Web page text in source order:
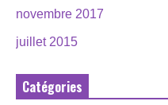
novembre 2017
juillet 2015
Catégories